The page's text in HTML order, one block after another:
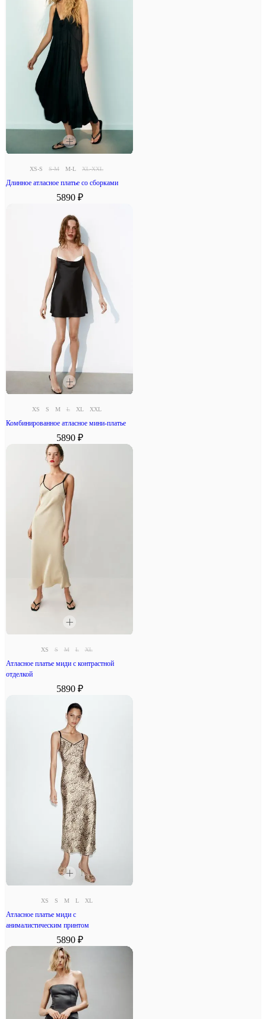
XS-S S-M M-L XL-XXL
Длинное атласное платье со сборками
5890 ₽
XS S M L XL XXL
Комбинированное атласное мини-платье
5890 ₽
XS S M L XL
Атласное платье миди с контрастной
отделкой
5890 ₽
XS S M L XL
Атласное платье миди с
анималистическим принтом
5890 ₽